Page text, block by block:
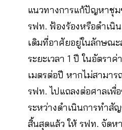
แนวทางการแก้ปัญหาชุ
รฟท. ฟ้องร้องหรือดำเนิ
เดิมที่อาศัยอยู่ในลักษณ
ระยะเวลา 1 ปี ในอัตรา
เมตรต่อปี หากไม่สามาร
รฟท. ไปแถลงต่อศาลเพื่
ระหว่างดำเนินการทำสั
สิ้นสุดแล้ว ให้ รฟท. จัดห